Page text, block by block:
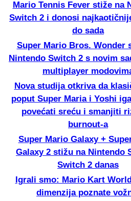
Mario Tennis Fever stiže na
Switch 2 i donosi
do sada
Super Mario Bros. Wonder
Nintendo Switch 2 s novim
multiplayer
Nova studija otkriva da
poput Super Maria i Yoshi
povećati sreću i smanjiti
burnout-a
Super Mario Galaxy +
Galaxy 2 stižu na Nintendo
Switch 2 danas
Igrali smo: Mario Kart
dimenzija poznate